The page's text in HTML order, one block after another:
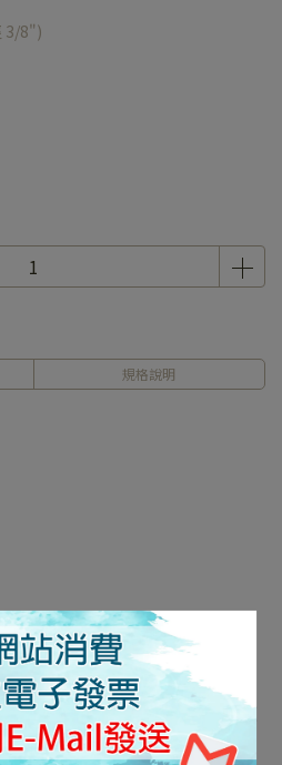
3/8")
規格說明
原廠規格所公佈資料為準。
同，皆會影響顯示器的顏色呈現，
知的差異， 所以出貨以實際商品顏